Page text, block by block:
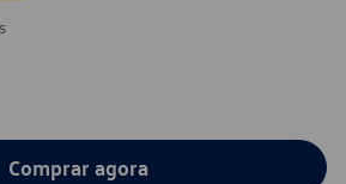
Comprar agora